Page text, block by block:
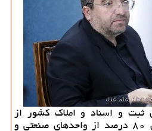
و اسناد و املاک کشور از
صدور اسناد مالکیت برای ۸۰ درصد از واحدهای صنعتی و